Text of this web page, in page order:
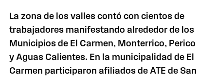
La zona de los valles contó con cientos de
trabajadores manifestando alrededor de los
Municipios de El Carmen, Monterrico, Perico
y Aguas Calientes. En la municipalidad de El
Carmen participaron afiliados de ATE de San